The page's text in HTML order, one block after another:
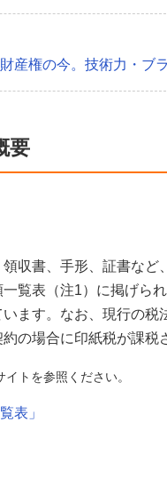
産権の今。技術力・ブ
要
収書、手形、証書など
覧表（注1）に掲げら
ます。なお、現行の
の場合に印紙税が課税
イトを参照ください。
表」